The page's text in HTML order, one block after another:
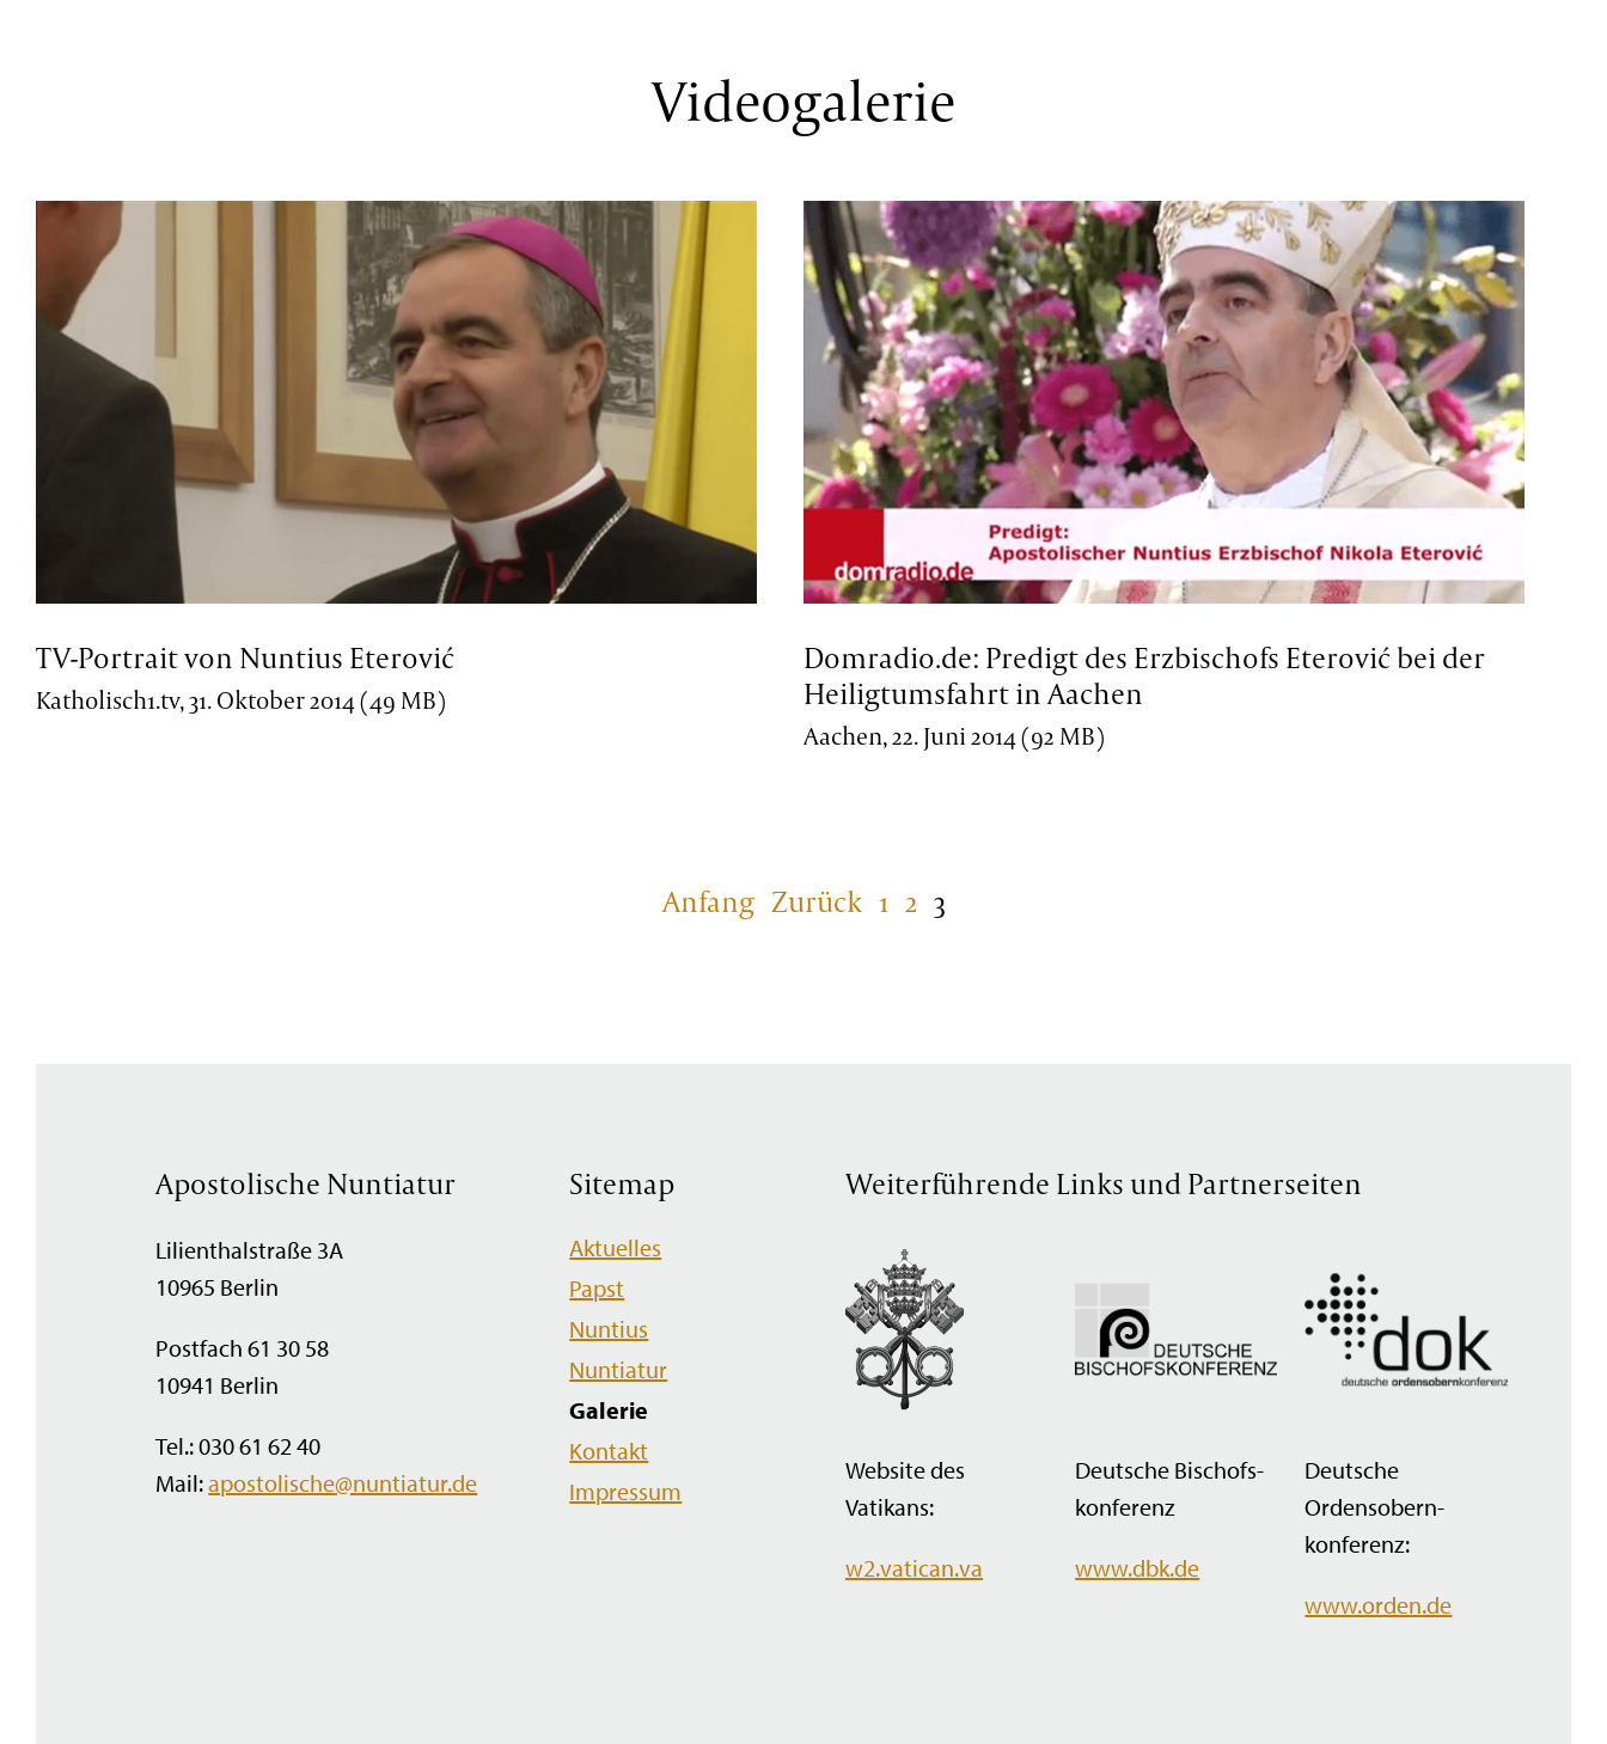
Videogalerie
TV-Portrait von Nuntius Eterović
Katholisch1.tv, 31. Oktober 2014 (49 MB)
Domradio.de: Predigt des Erzbischofs Eterović bei der
Heiligtumsfahrt in Aachen
Aachen, 22. Juni 2014 (92 MB)
Anfang Zurück 1 2 3
Apostolische Nuntiatur
Lilienthalstraße 3A
10965 Berlin
Postfach 61 30 58
10941 Berlin
Tel.: 030 61 62 40
Mail:apostolische@nuntiatur.de
Sitemap
Navigation
überspringen
Aktuelles
Papst
Nuntius
Nuntiatur
Galerie
Kontakt
Impressum
Weiterführende Links und Partnerseiten
Website des
Vatikans:
w2.vatican.va
Deutsche Bischofs­
konferenz
www.dbk.de
Deutsche
Ordensobern­
konferenz:
www.orden.de